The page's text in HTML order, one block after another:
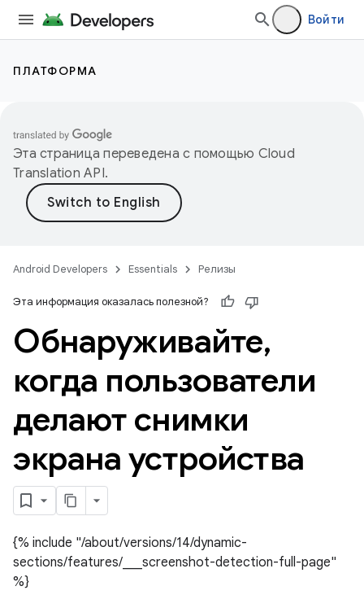
Войти
ПЛАТФОРМА
Эта страница переведена с помощью Cloud
Translation API.
Android Developers Essentials Релизы
Эта информация оказалась полезной?
Обнаруживайте,
когда пользователи
делают снимки
экрана устройства
{% include "/about/versions/14/dynamic-
sections/features/___screenshot-detection-full-page"
%}